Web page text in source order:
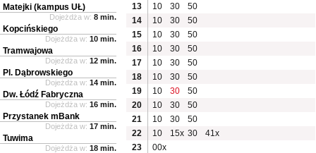
13
10 30
50
14
10 30
50
15
10 30
50
16
10 30
50
17
10 30
50
18
10 30
50
19
10 30
50
20
10 30
50
21
10 30
50
22
10 15x 30
41x
23
00x
Matejki (kampus UŁ)
Dojeżdża w: 8 min.
Kopcińskiego
Dojeżdża w: 10 min.
Tramwajowa
Dojeżdża w: 12 min.
Pl. Dąbrowskiego
Dojeżdża w: 14 min.
Dw. Łódź Fabryczna
Dojeżdża w: 16 min.
Przystanek mBank
Dojeżdża w: 17 min.
Tuwima
Dojeżdża w: 18 min.